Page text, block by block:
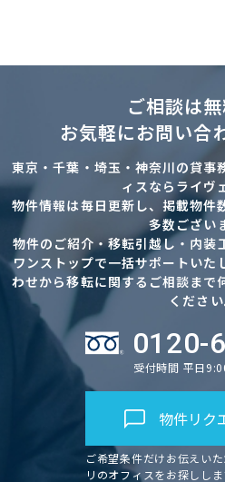
ご相談は
お気軽にお問い合
東京・千葉・埼玉・神奈川の貸事
ィスならライヴ
物件情報は毎日更新し、掲載物件
多数ござい
物件のご紹介・移転引越し・内装
ワンストップで一括サポートいた
わせから移転に関するご相談まで
ください
0120-
受付時間 平日
物件リク
ご希望条件だけお伝えい
リのオフィスをお探ししま